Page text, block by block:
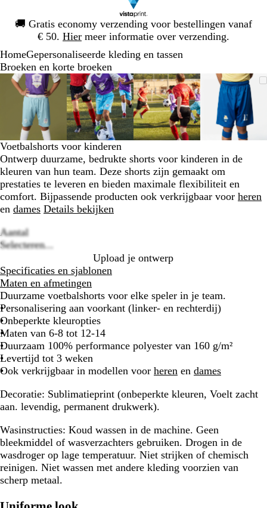
🚚 Gratis economy verzending voor bestellingen vanaf
€ 50. Hier meer informatie over verzending.
1
HomeGepersonaliseerde kleding en tassen
Broeken en korte broeken
Zoombare
afbeelding
Gezoomd
tot
minimum
Klik
om
uit
te
vouwen
Gebruik
plus-
en
mintoetsen
om
te
zoomen
en
pijltjestoetsen
om
zwenken
Zoombare
afbeelding
Gezoomd
tot
minimum
Klik
om
uit
te
vouwen
Gebruik
plus-
en
mintoetsen
om
te
zoomen
en
pijltjestoetsen
om
te
zwenken
Zoombare
afbeelding
Gezoomd
tot
minimum
Klik
om
uit
te
vouwen
Gebruik
plus-
en
mintoetsen
om
te
zoomen
pijltjestoetsen
om
tot
Klik
om
uit
te
vouwen
plus-
en
om
te
zoomen
om
te
Dia
Voetbalshorts voor kinderen
Ontwerp duurzame, bedrukte shorts voor kinderen in de
kleuren van hun team. Deze shorts zijn gemaakt om
prestaties te leveren en bieden maximale flexibiliteit en
comfort. Bijpassende producten ook verkrijgbaar voor heren
en dames Details bekijken
options
Aantal
Selecteren...
Upload je ontwerp
Specificaties en sjablonen
Maten en afmetingen
Duurzame voetbalshorts voor elke speler in je team.
Personalisering aan voorkant (linker- en rechterdij)
Onbeperkte kleuropties
Maten van 6-8 tot 12-14
Duurzaam 100% performance polyester van 160 g/m²
Levertijd tot 3 weken
Ook verkrijgbaar in modellen voor heren en dames
Decoratie: Sublimatieprint (onbeperkte kleuren, Voelt zacht
aan. levendig, permanent drukwerk).
Wasinstructies: Koud wassen in de machine. Geen
bleekmiddel of wasverzachters gebruiken. Drogen in de
wasdroger op lage temperatuur. Niet strijken of chemisch
reinigen. Niet wassen met andere kleding voorzien van
scherp metaal.